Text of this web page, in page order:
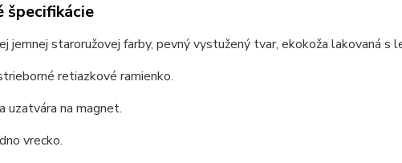
špecifikácie
jemnej staroružovej farby, pevný vystužený tvar, ekokoža lakovaná s
retiazkové ramienko.
uzatvára na magnet.
vrecko.